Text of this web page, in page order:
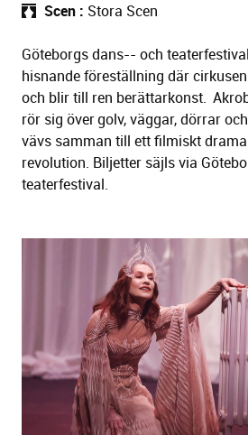
Scen Stora Scen
Göteborgs dans-- och
hisnande föreställning där
och blir till ren berättarkonst.
rör sig över golv, väggar, dörrar
vävs samman till ett filmiskt
revolution. Biljetter säjls via
teaterfestival.